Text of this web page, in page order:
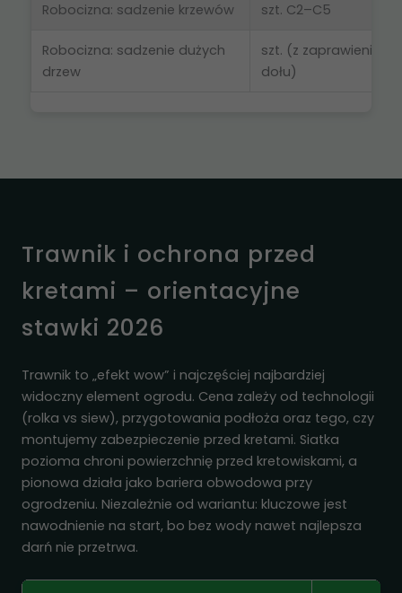
Robocizna: sadzenie krzewów szt. C2–C5
Robocizna: sadzenie dużych
drzew
szt. (z zaprawieniem
dołu)
Trawnik i ochrona przed
kretami – orientacyjne
stawki 2026
Trawnik to „efekt wow” i najczęściej najbardziej
widoczny element ogrodu. Cena zależy od technologii
(rolka vs siew), przygotowania podłoża oraz tego, czy
montujemy zabezpieczenie przed kretami. Siatka
pozioma chroni powierzchnię przed kretowiskami, a
pionowa działa jako bariera obwodowa przy
ogrodzeniu. Niezależnie od wariantu: kluczowe jest
nawodnienie na start, bo bez wody nawet najlepsza
darń nie przetrwa.